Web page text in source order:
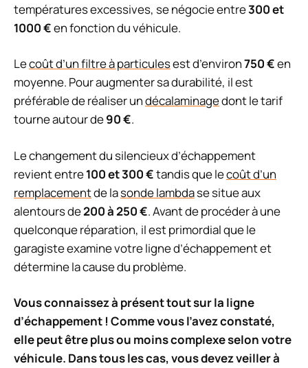
températures excessives, se négocie entre300 et
1000 €en fonction du véhicule.
Lecoût d’un filtre à particulesest d’environ750 €en
moyenne. Pour augmenter sa durabilité, il est
préférable de réaliser undécalaminagedont le tarif
tourne autour de90 €.
Le changement du silencieux d’échappement
revient entre100 et 300 €tandis que lecoût d’un
remplacementde lasonde lambdase situe aux
alentours de200 à 250 €. Avant de procéder à une
quelconque réparation, il est primordial que le
garagiste examine votre ligne d’échappement et
détermine la cause du problème.
Vous connaissez à présent tout sur la ligne
d’échappement ! Comme vous l’avez constaté,
elle peut être plus ou moins complexe selon votre
véhicule. Dans tous les cas, vous devez veiller à